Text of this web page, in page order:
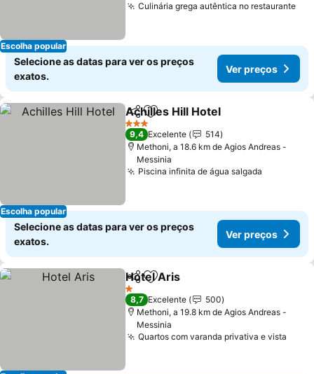
Escolha popular
Culinária grega autêntica no restaurante
Selecione as datas para ver os preços
exatos.
Ver preços
Escolha popular
PartilharAdicionar aos favoritos
Achilles Hill Hotel
3 Estrelas
9,4 Excelente
514
Methoni, a 18.6 km de Agios Andreas -
Messinia
Piscina infinita de água salgada
Selecione as datas para ver os preços
exatos.
Ver preços
PartilharAdicionar aos favoritos
Hotel Aris
1 Estrelas
8,7 Excelente
500
Methoni, a 19.8 km de Agios Andreas -
Messinia
Quartos com varanda privativa e vista